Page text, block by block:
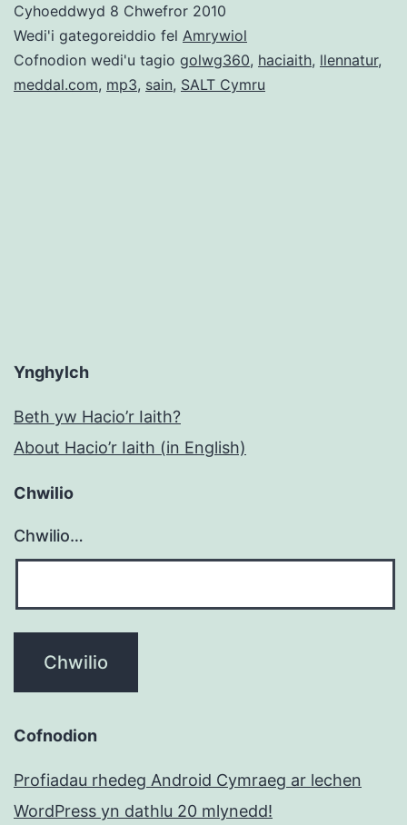
o
sesiynau
Hacio’r
Cyhoeddwyd 8 Chwefror 2010
Wedi'i gategoreiddio fel Amrywiol
Cofnodion wedi'u tagio golwg360, haciaith, llennatur,
meddal.com, mp3, sain, SALT Cymru
Ynghylch
Beth yw Hacio’r Iaith?
About Hacio’r Iaith (in English)
Chwilio
Chwilio…
Cofnodion
Profiadau rhedeg Android Cymraeg ar lechen
WordPress yn dathlu 20 mlynedd!